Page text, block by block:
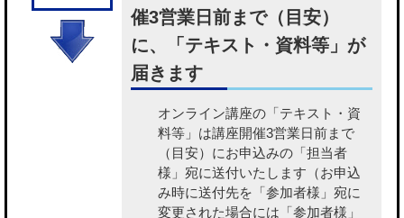
催3営業日前まで（目安）
に、「テキスト・資料等」が
届きます
オンライン講座の「テキスト・資
料等」 は講座開催3営業日前まで
（目安）にお申込みの「担当者
様」宛に送付いたします（お申込
み時に送付先を「参加者様」宛に
変更された場合には「参加者様」